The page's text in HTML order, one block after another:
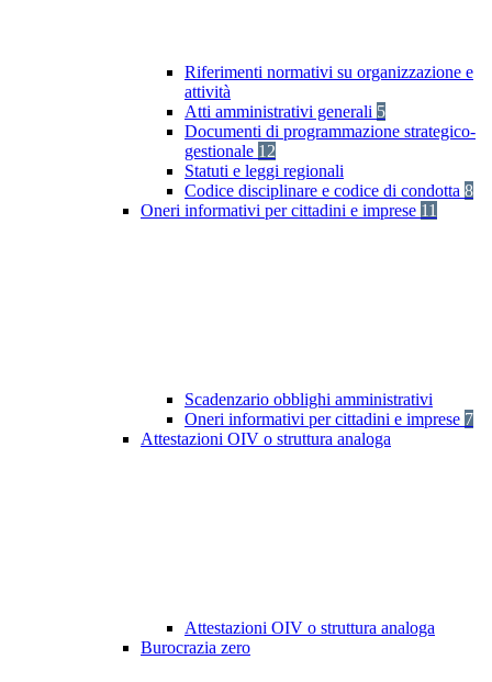
Riferimenti normativi su organizzazione e
attività
Atti amministrativi generali 5
Documenti di programmazione strategico-
gestionale 12
Statuti e leggi regionali
Codice disciplinare e codice di condotta 8
Oneri informativi per cittadini e imprese 11
Scadenzario obblighi amministrativi
Oneri informativi per cittadini e imprese 7
Attestazioni OIV o struttura analoga
Attestazioni OIV o struttura analoga
Burocrazia zero